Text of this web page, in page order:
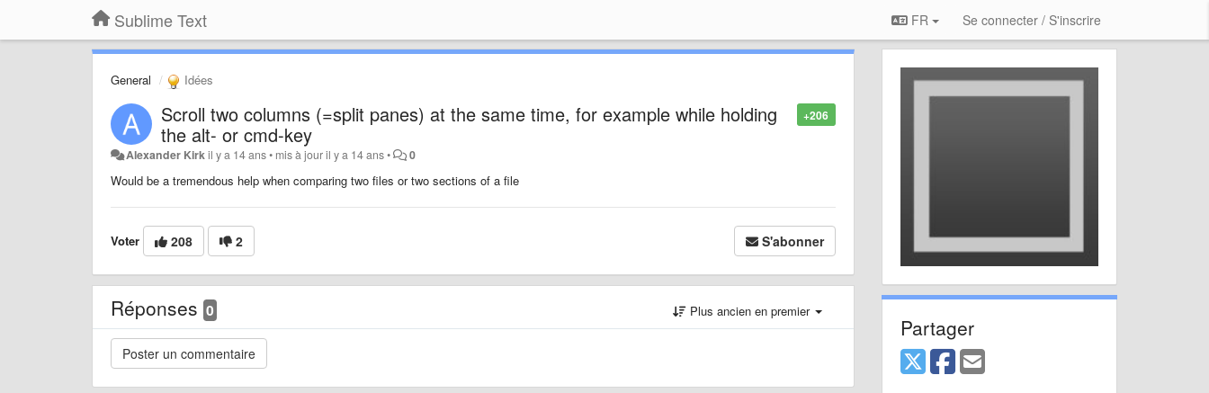
Sublime Text FR Se connecter / S'inscrire
General Idées
+206
Scroll two columns (=split panes) at the same time, for example while holding
the alt- or cmd-key
Alexander Kirkil y a 14 ans• mis à jouril y a 14 ans• 0
Would be a tremendous help when comparing two files or two sections of a file
Voter 208 2 S'abonner
Réponses 0 Plus ancien en premier
Partager